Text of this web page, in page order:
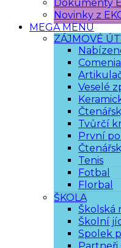
Dokumenty
Novinky z
MEGA MENU
ZÁJMOVÉ
Veselé
Tvůrčí
První
Tenis
Fotbal
Florbal
ŠKOLA
Školská
Školní
Spolek